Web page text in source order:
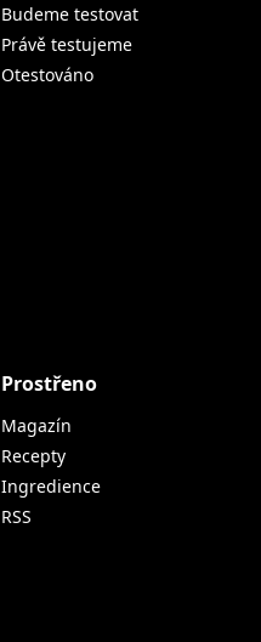
Budeme testovat
Právě testujeme
Otestováno
Prostřeno
Magazín
Recepty
Ingredience
RSS